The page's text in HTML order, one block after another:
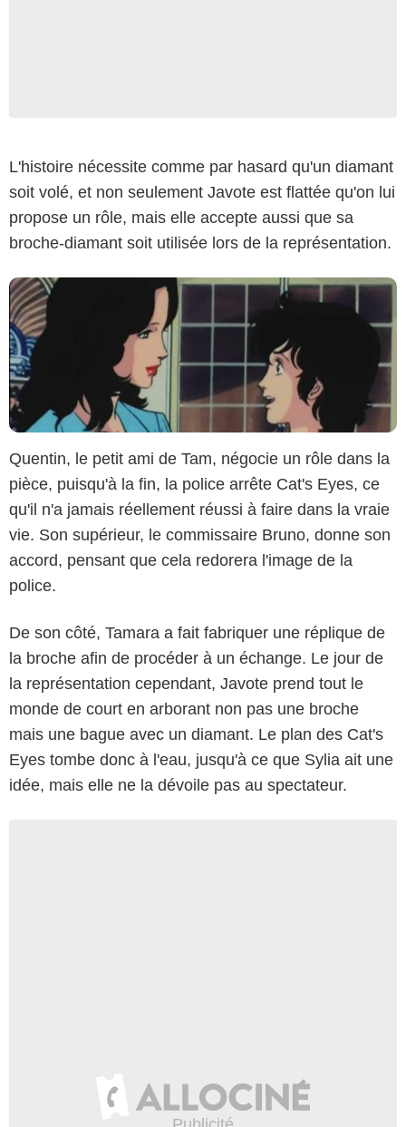
L'histoire nécessite comme par hasard qu'un diamant
soit volé, et non seulement Javote est flattée qu'on lui
propose un rôle, mais elle accepte aussi que sa
broche-diamant soit utilisée lors de la représentation.
Quentin, le petit ami de Tam, négocie un rôle dans la
pièce, puisqu'à la fin, la police arrête Cat's Eyes, ce
qu'il n'a jamais réellement réussi à faire dans la vraie
vie. Son supérieur, le commissaire Bruno, donne son
accord, pensant que cela redorera l'image de la
police.
De son côté, Tamara a fait fabriquer une réplique de
la broche afin de procéder à un échange. Le jour de
la représentation cependant, Javote prend tout le
monde de court en arborant non pas une broche
mais une bague avec un diamant. Le plan des Cat's
Eyes tombe donc à l'eau, jusqu'à ce que Sylia ait une
idée, mais elle ne la dévoile pas au spectateur.